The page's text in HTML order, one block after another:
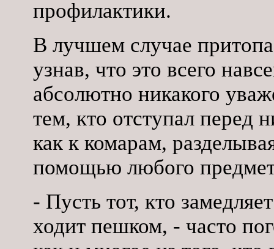
профилактики.
В лучшем случае
узнав, что это всего
абсолютно никакого
тем, кто отступал перед
как к комарам,
помощью любого
- Пусть тот, кто
ходит пешком, - часто